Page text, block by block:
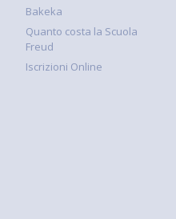
Bakeka
Quanto costa la Scuola
Freud
Iscrizioni Online